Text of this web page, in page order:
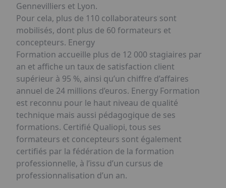
Gennevilliers et Lyon.
Pour cela, plus de 110 collaborateurs sont
mobilisés, dont plus de 60 formateurs et
concepteurs. Energy
Formation accueille plus de 12 000 stagiaires par
an et affiche un taux de satisfaction client
supérieur à 95 %, ainsi qu’un chiffre d’affaires
annuel de 24 millions d’euros. Energy Formation
est reconnu pour le haut niveau de qualité
technique mais aussi pédagogique de ses
formations. Certifié Qualiopi, tous ses
formateurs et concepteurs sont également
certifiés par la fédération de la formation
professionnelle, à l’issu d’un cursus de
professionnalisation d’un an.